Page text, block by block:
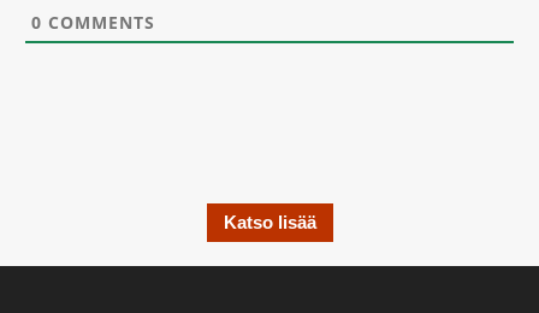
0 COMMENTS
Katso lisää